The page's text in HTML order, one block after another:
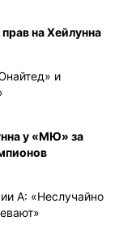
на Хейлунна
и
у «МЮ» за
А: «Неслучайно